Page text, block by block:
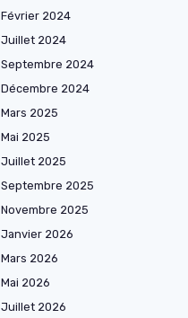
Février 2024
Juillet 2024
Septembre 2024
Décembre 2024
Mars 2025
Mai 2025
Juillet 2025
Septembre 2025
Novembre 2025
Janvier 2026
Mars 2026
Mai 2026
Juillet 2026